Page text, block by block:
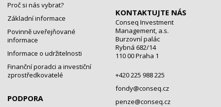
Proč si nás vybrat?
Základní informace
Povinně uveřejňované
informace
Informace o udržitelnosti
Finanční poradci a investiční
zprostředkovatelé
PODPORA
KONTAKTUJTE NÁS
Conseq Investment
Management, a.s.
Burzovní palác
Rybná 682/14
110 00 Praha 1
+420 225 988 225
fondy@conseq.cz
penze@conseq.cz